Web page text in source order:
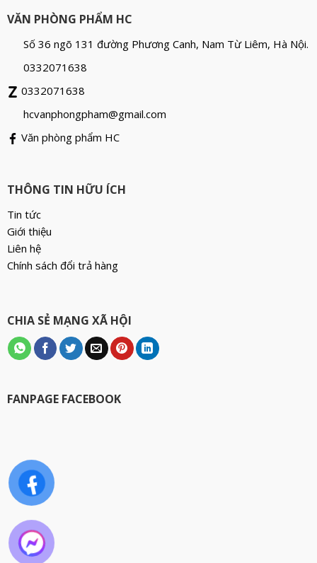
VĂN PHÒNG PHẨM HC
Số 36 ngõ 131 đường Phương Canh, Nam Từ Liêm, Hà Nội.
0332071638
0332071638
hcvanphongpham@gmail.com
Văn phòng phẩm HC
THÔNG TIN HỮU ÍCH
Tin tức
Giới thiệu
Liên hệ
Chính sách đổi trả hàng
CHIA SẺ MẠNG XÃ HỘI
FANPAGE FACEBOOK